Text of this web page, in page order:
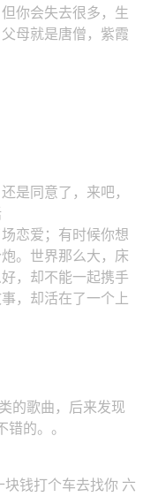
你会失去很多，生
母就是唐僧，紫霞
是同意了，来吧，
恋爱；有时候你想
。世界那么大，床
，却不能一起携手
，却活在了一个上
的歌曲，后来发现
的。。
钱打个车去找你 六